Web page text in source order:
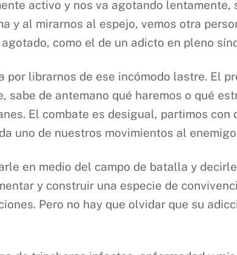
activo y nos va agotando lentamente,
y al mirarnos al espejo, vemos otra
como el de un adicto en pleno
por librarnos de ese incómodo lastre. El
de antemano qué haremos o qué
El combate es desigual, partimos
uno de nuestros movimientos al
en medio del campo de batalla y
y construir una especie de
Pero no hay que olvidar que su